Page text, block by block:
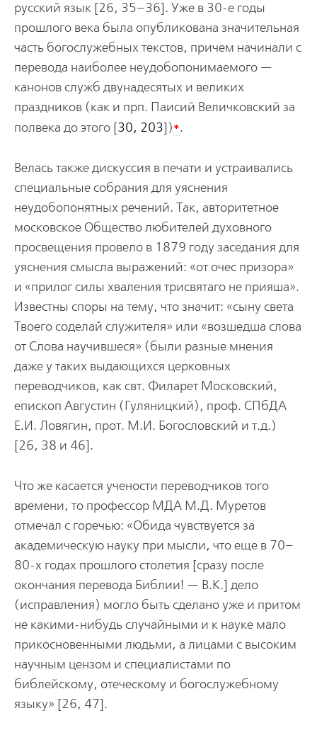
русский язык [26, 35–36]. Уже в 30-е годы
прошлого века была опубликована значительная
часть богослужебных текстов, причем начинали с
перевода наиболее неудобопонимаемого —
канонов служб двунадесятых и великих
праздников (как и прп. Паисий Величковский за
полвека до этого [30, 203])*.
Велась также дискуссия в печати и устраивались
специальные собрания для уяснения
неудобопонятных речений. Так, авторитетное
московское Общество любителей духовного
просвещения провело в 1879 году заседания для
уяснения смысла выражений: «от очес призора»
и «прилог силы хваления трисвятаго не прияша».
Известны споры на тему, что значит: «сыну света
Твоего соделай служителя» или «возшедша слова
от Слова научившеся» (были разные мнения
даже у таких выдающихся церковных
переводчиков, как свт. Филарет Московский,
епископ Августин (Гуляницкий), проф. СПбДА
Е.И. Ловягин, прот. М.И. Богословский и т.д.)
[26, 38 и 46].
Что же касается учености переводчиков того
времени, то профессор МДА М.Д. Муретов
отмечал с горечью: «Обида чувствуется за
академическую науку при мысли, что еще в 70–
80-х годах прошлого столетия [сразу после
окончания перевода Библии! — В.К.] дело
(исправления) могло быть сделано уже и притом
не какими-нибудь случайными и к науке мало
прикосновенными людьми, а лицами с высоким
научным цензом и специалистами по
библейскому, отеческому и богослужебному
языку» [26, 47].